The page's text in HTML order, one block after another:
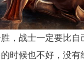
战士一定要比自
时候也不好，没